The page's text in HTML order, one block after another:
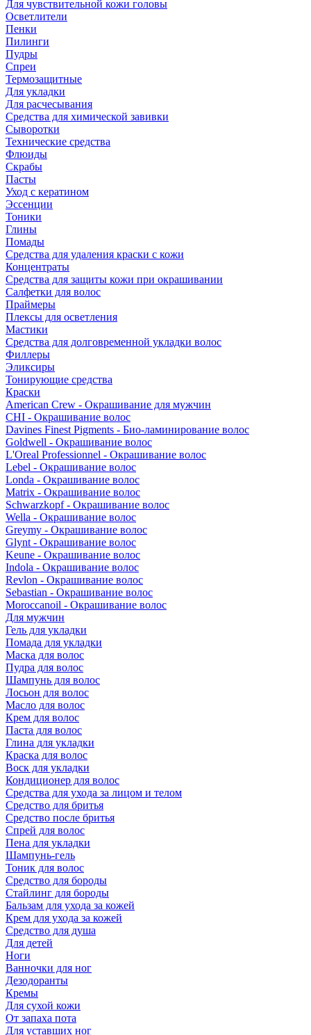
Для чувствительной кожи головы
Осветлители
Пенки
Пилинги
Пудры
Спреи
Термозащитные
Для укладки
Для расчесывания
Средства для химической завивки
Сыворотки
Технические средства
Флюиды
Скрабы
Пасты
Уход с кератином
Эссенции
Тоники
Глины
Помады
Средства для удаления краски с кожи
Концентраты
Средства для защиты кожи при окрашивании
Салфетки для волос
Праймеры
Плексы для осветления
Мастики
Средства для долговременной укладки волос
Филлеры
Эликсиры
Тонирующие средства
Краски
American Crew - Окрашивание для мужчин
CHI - Окрашивание волос
Davines Finest Pigments - Био-ламинирование волос
Goldwell - Окрашивание волос
L'Oreal Professionnel - Окрашивание волос
Lebel - Окрашивание волос
Londa - Окрашивание волос
Matrix - Окрашивание волос
Schwarzkopf - Окрашивание волос
Wella - Окрашивание волос
Greymy - Окрашивание волос
Glynt - Окрашивание волос
Keune - Окрашивание волос
Indola - Окрашивание волос
Revlon - Окрашивание волос
Sebastian - Окрашивание волос
Moroccanoil - Окрашивание волос
Для мужчин
Гель для укладки
Помада для укладки
Маска для волос
Пудра для волос
Шампунь для волос
Лосьон для волос
Масло для волос
Крем для волос
Паста для волос
Глина для укладки
Краска для волос
Воск для укладки
Кондиционер для волос
Средства для ухода за лицом и телом
Средство для бритья
Средство после бритья
Спрей для волос
Пена для укладки
Шампунь-гель
Тоник для волос
Средство для бороды
Стайлинг для бороды
Бальзам для ухода за кожей
Крем для ухода за кожей
Средство для душа
Для детей
Ноги
Ванночки для ног
Дезодоранты
Кремы
Для сухой кожи
От запаха пота
Для уставших ног